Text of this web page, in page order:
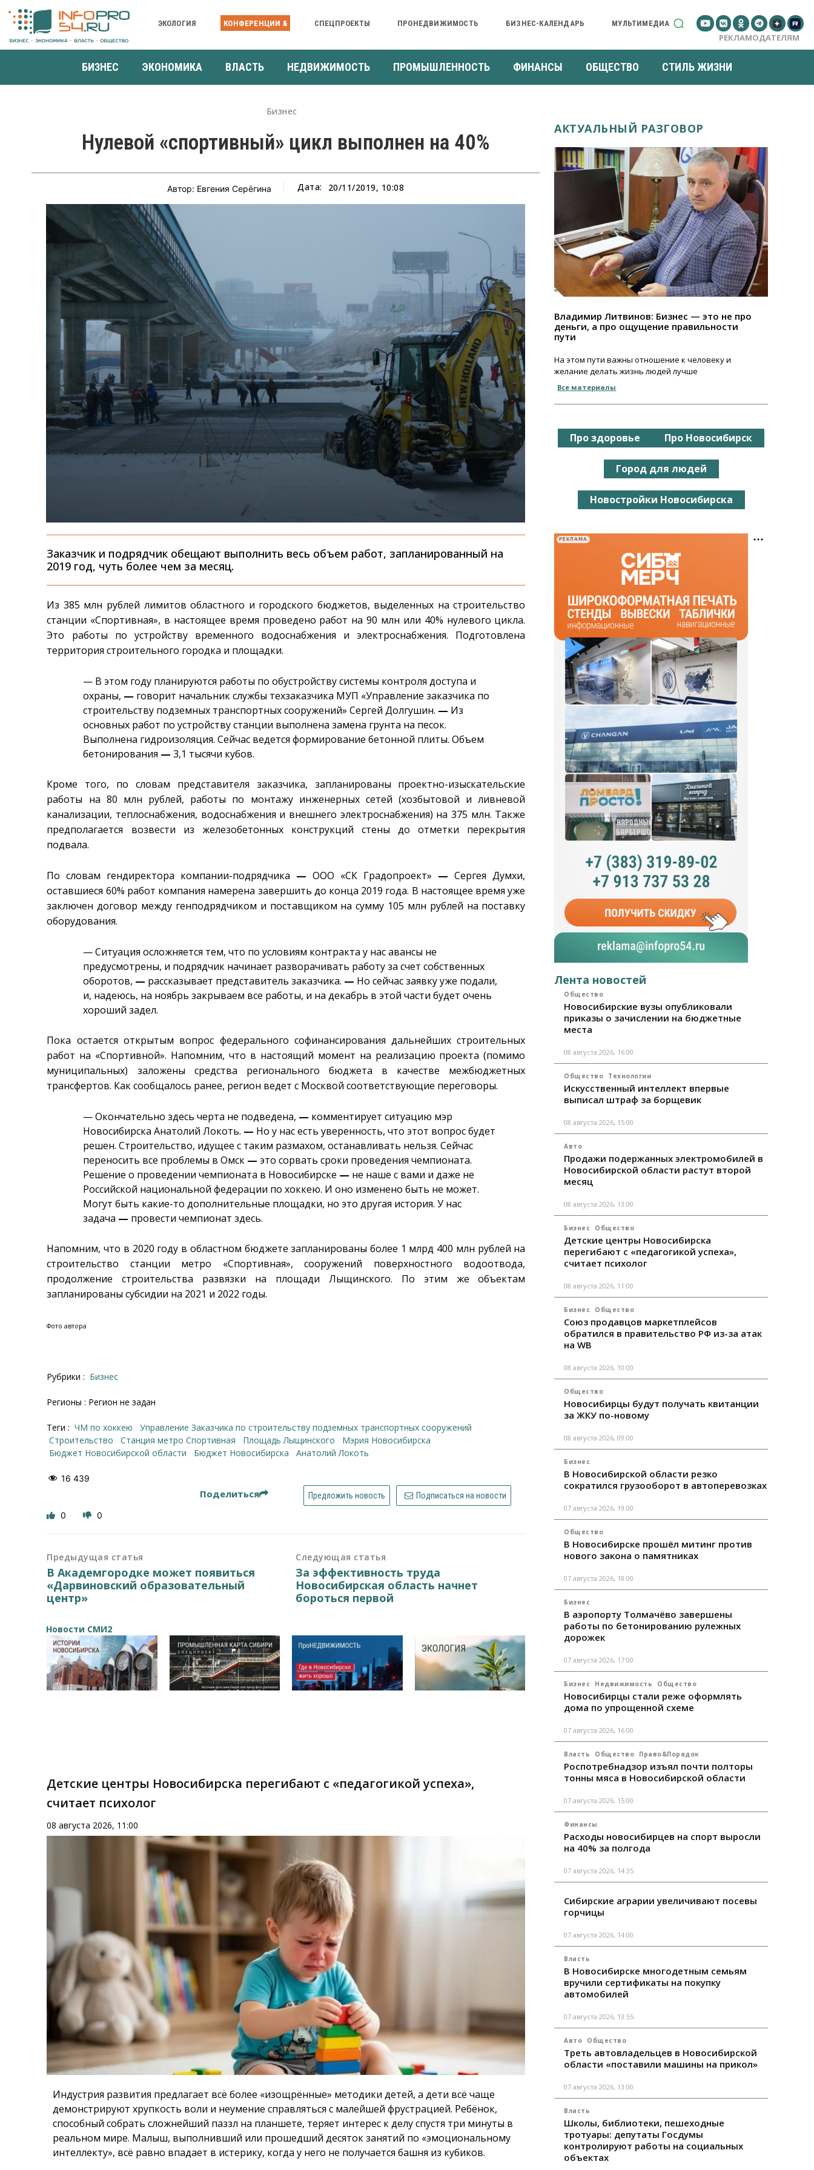
ЭКОЛОГИЯ КОНФЕРЕНЦИИ & СПЕЦПРОЕКТЫ ПРОНЕДВИЖИМОСТЬ БИЗНЕС-КАЛЕНДАРЬ МУЛЬТИМЕДИА
РЕКЛАМОДАТЕЛЯМ
БИЗНЕС ЭКОНОМИКА ВЛАСТЬ НЕДВИЖИМОСТЬ ПРОМЫШЛЕННОСТЬ ФИНАНСЫ ОБЩЕСТВО СТИЛЬ ЖИЗНИ
Бизнес
Нулевой «спортивный» цикл выполнен на 40%
Автор: Евгения Серёгина Дата: 20/11/2019, 10:08
Заказчик и подрядчик обещают выполнить весь объем работ, запланированный на
2019 год, чуть более чем за месяц.
Из 385 млн рублей лимитов областного и городского бюджетов, выделенных на строительство
станции «Спортивная», в настоящее время проведено работ на 90 млн или 40% нулевого цикла.
Это работы по устройству временного водоснабжения и электроснабжения. Подготовлена
территория строительного городка и площадки.
— В этом году планируются работы по обустройству системы контроля доступа и
охраны, — говорит начальник службы техзаказчика МУП «Управление заказчика по
строительству подземных транспортных сооружений» Сергей Долгушин. — Из
основных работ по устройству станции выполнена замена грунта на песок.
Выполнена гидроизоляция. Сейчас ведется формирование бетонной плиты. Объем
бетонирования — 3,1 тысячи кубов.
Кроме того, по словам представителя заказчика, запланированы проектно-изыскательские
работы на 80 млн рублей, работы по монтажу инженерных сетей (хозбытовой и ливневой
канализации, теплоснабжения, водоснабжения и внешнего электроснабжения) на 375 млн. Также
предполагается возвести из железобетонных конструкций стены до отметки перекрытия
подвала.
По словам гендиректора компании-подрядчика — ООО «СК Градопроект» — Сергея Думхи,
оставшиеся 60% работ компания намерена завершить до конца 2019 года. В настоящее время уже
заключен договор между генподрядчиком и поставщиком на сумму 105 млн рублей на поставку
оборудования.
— Ситуация осложняется тем, что по условиям контракта у нас авансы не
предусмотрены, и подрядчик начинает разворачивать работу за счет собственных
оборотов, — рассказывает представитель заказчика. — Но сейчас заявку уже подали,
и, надеюсь, на ноябрь закрываем все работы, и на декабрь в этой части будет очень
хороший задел.
Пока остается открытым вопрос федерального софинансирования дальнейших строительных
работ на «Спортивной». Напомним, что в настоящий момент на реализацию проекта (помимо
муниципальных) заложены средства регионального бюджета в качестве межбюджетных
трансфертов. Как сообщалось ранее, регион ведет с Москвой соответствующие переговоры.
— Окончательно здесь черта не подведена, — комментирует ситуацию мэр
Новосибирска Анатолий Локоть. — Но у нас есть уверенность, что этот вопрос будет
решен. Строительство, идущее с таким размахом, останавливать нельзя. Сейчас
переносить все проблемы в Омск — это сорвать сроки проведения чемпионата.
Решение о проведении чемпионата в Новосибирске — не наше с вами и даже не
Российской национальной федерации по хоккею. И оно изменено быть не может.
Могут быть какие-то дополнительные площадки, но это другая история. У нас
задача — провести чемпионат здесь.
Напомним, что в 2020 году в областном бюджете запланированы более 1 млрд 400 млн рублей на
строительство станции метро «Спортивная», сооружений поверхностного водоотвода,
продолжение строительства развязки на площади Лыщинского. По этим же объектам
запланированы субсидии на 2021 и 2022 годы.
Фото автора
Рубрики : Бизнес
Регионы : Регион не задан
Теги : ЧМ по хоккею
управление Заказчика по строительству подземных транспортных сооружений
строительство
станция метро Спортивная площадь Лыщинского
Мэрия Новосибирска
Бюджет Новосибирской области
бюджет Новосибирска Анатолий Локоть
16 439
Поделиться Предложить новость Подписаться на новости
0 0
Предыдущая статья
В Академгородке может появиться
«Дарвиновский образовательный
центр»
Следующая статья
За эффективность труда
Новосибирская область начнет
бороться первой
Новости СМИ2
Детские центры Новосибирска перегибают с «педагогикой успеха»,
считает психолог
08 августа 2026, 11:00
Индустрия развития предлагает всё более «изощрённые» методики детей, а дети всё чаще
демонстрируют хрупкость воли и неумение справляться с малейшей фрустрацией. Ребёнок,
способный собрать сложнейший паззл на планшете, теряет интерес к делу спустя три минуты в
реальном мире. Малыш, выполнивший или прошедший десяток занятий по «эмоциональному
интеллекту», всё равно впадает в истерику, когда у него не получается башня из кубиков.
АКТУАЛЬНЫЙ РАЗГОВОР
Владимир Литвинов: Бизнес — это не про
деньги, а про ощущение правильности
пути
На этом пути важны отношение к человеку и
желание делать жизнь людей лучше
Все материалы
Про здоровье Про Новосибирск
Город для людей
Новостройки Новосибирска
РЕКЛАМА
Лента новостей
Общество
Новосибирские вузы опубликовали
приказы о зачислении на бюджетные
места
08 августа 2026, 16:00
Общество Технологии
Искусственный интеллект впервые
выписал штраф за борщевик
08 августа 2026, 15:00
Авто
Продажи подержанных электромобилей в
Новосибирской области растут второй
месяц
08 августа 2026, 13:00
Бизнес Общество
Детские центры Новосибирска
перегибают с «педагогикой успеха»,
считает психолог
08 августа 2026, 11:00
Бизнес Общество
Союз продавцов маркетплейсов
обратился в правительство РФ из-за атак
на WB
08 августа 2026, 10:00
Общество
Новосибирцы будут получать квитанции
за ЖКУ по-новому
08 августа 2026, 09:00
Бизнес
В Новосибирской области резко
сократился грузооборот в автоперевозках
07 августа 2026, 19:00
Общество
В Новосибирске прошёл митинг против
нового закона о памятниках
07 августа 2026, 18:00
Бизнес
В аэропорту Толмачёво завершены
работы по бетонированию рулежных
дорожек
07 августа 2026, 17:00
Бизнес Недвижимость Общество
Новосибирцы стали реже оформлять
дома по упрощенной схеме
07 августа 2026, 16:00
Власть Общество Право&Порядок
Роспотребнадзор изъял почти полторы
тонны мяса в Новосибирской области
07 августа 2026, 15:00
Финансы
Расходы новосибирцев на спорт выросли
на 40% за полгода
07 августа 2026, 14:35
Сибирские аграрии увеличивают посевы
горчицы
07 августа 2026, 14:00
Власть
В Новосибирске многодетным семьям
вручили сертификаты на покупку
автомобилей
07 августа 2026, 13:55
Авто Общество
Треть автовладельцев в Новосибирской
области «поставили машины на прикол»
07 августа 2026, 13:00
Власть
Школы, библиотеки, пешеходные
тротуары: депутаты Госдумы
контролируют работы на социальных
объектах